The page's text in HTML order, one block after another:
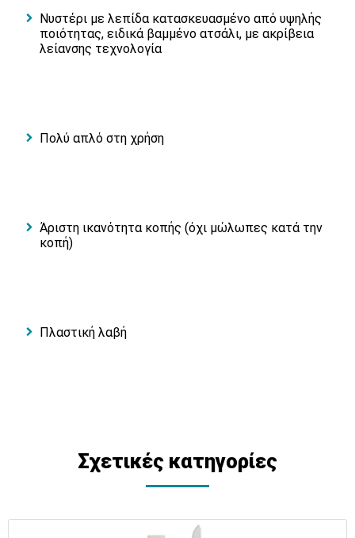
Νυστέρι με λεπίδα κατασκευασμένο από υψηλής
ποιότητας, ειδικά βαμμένο ατσάλι, με ακρίβεια
λείανσης τεχνολογία
Πολύ απλό στη χρήση
Άριστη ικανότητα κοπής (όχι μώλωπες κατά την
κοπή)
Πλαστική λαβή
Σχετικές κατηγορίες